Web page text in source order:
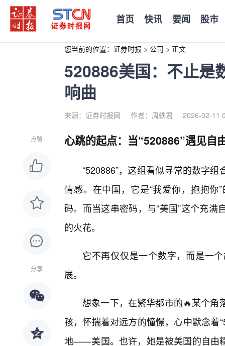
首页 快讯 要闻 股市
您当前的位置： 证券时报 > 公司 > 正文
520886美国：不止是
响曲
来源：证券时报网 作者：周轶君 2026-02-11
点赞
分享
心跳的起点：当“520886”遇见自
“520886”，这组看似寻常的数字
情感。在中国，它是“我爱你，抱抱
码。而当这串密码，与“美国”这个充
的火花。
它不再仅仅是一个数字，而是一
展。
想象一下，在繁华都市的🔥某个角
孩，怀揣着对远方的憧憬，心中默念着
地——美国。也许，她是被美国的自由